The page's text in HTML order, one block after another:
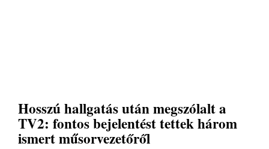
Hosszú hallgatás után megszólalt a
TV2: fontos bejelentést tettek három
ismert műsorvezetőről